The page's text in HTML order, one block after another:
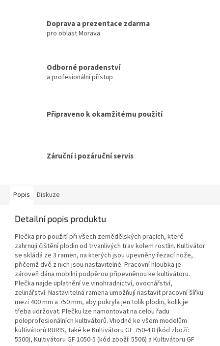
Doprava a prezentace zdarma
pro oblast Morava
Odborné poradenství
a profesionální přístup
Připraveno k okamžitému použití
Záruční i pozáruční servis
Popis Diskuze
Detailní popis produktu
Plečka pro použití při všech zemědělských pracích, které
zahrnují čištění plodin od trvanlivých trav kolem rostlin. Kultivátor
se skládá ze 3 ramen, na kterých jsou upevněny řezací nože,
přičemž dvě z nich jsou nastavitelné. Pracovní hloubka je
zároveň dána mobilní podpěrou připevněnou ke kultivátoru.
Plečka najde uplatnění ve vinohradnictví, ovocnářství,
zelinářství. Nastavitelná ramena umožňují nastavit pracovní šířku
mezi 400 mm a 750 mm, aby pokryla jen tolik plodin, kolik je
třeba udržovat. Plečku lze namontovat na celou řadu
poloprofesionálních kultivátorů. Vhodné ke všem modelům
kultivátorů RURIS, také ke Kultivátoru GF 750-4.8 (kód zboží:
5500), Kultivátoru GF 1050-5 (kód zboží: 5506) a Kultivátoru GF